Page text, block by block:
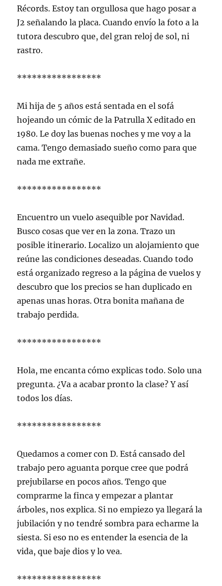
Récords. Estoy tan orgullosa que hago posar a
J2 señalando la placa. Cuando envío la foto a la
tutora descubro que, del gran reloj de sol, ni
rastro.
*****************
Mi hija de 5 años está sentada en el sofá
hojeando un cómic de la Patrulla X editado en
1980. Le doy las buenas noches y me voy a la
cama. Tengo demasiado sueño como para que
nada me extrañe.
*****************
Encuentro un vuelo asequible por Navidad.
Busco cosas que ver en la zona. Trazo un
posible itinerario. Localizo un alojamiento que
reúne las condiciones deseadas. Cuando todo
está organizado regreso a la página de vuelos y
descubro que los precios se han duplicado en
apenas unas horas. Otra bonita mañana de
trabajo perdida.
*****************
Hola, me encanta cómo explicas todo. Solo una
pregunta. ¿Va a acabar pronto la clase? Y así
todos los días.
*****************
Quedamos a comer con D. Está cansado del
trabajo pero aguanta porque cree que podrá
prejubilarse en pocos años. Tengo que
comprarme la finca y empezar a plantar
árboles, nos explica. Si no empiezo ya llegará la
jubilación y no tendré sombra para echarme la
siesta. Si eso no es entender la esencia de la
vida, que baje dios y lo vea.
*****************